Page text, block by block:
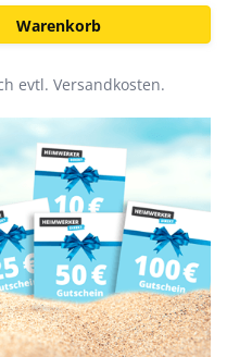
Warenkorb
evtl. Versandkosten.